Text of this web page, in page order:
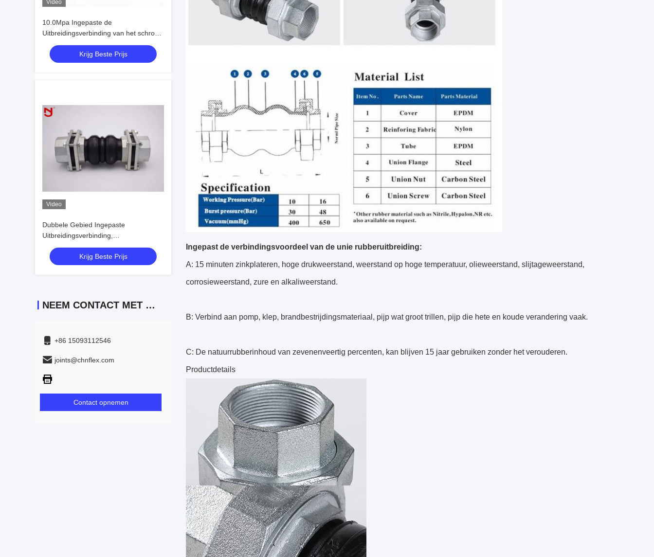
Video
10.0Mpa Ingepaste de
Uitbreidingsverbinding van het schroef
rubber gezamenlijke Dubbele Gebied
EPDM
Krijg Beste Prijs
Video
Dubbele Gebied Ingepaste
Uitbreidingsverbinding,
Uitbreidingsverbinding die Thermische
Stal koppelenKrijg Beste Prijs
NEEM CONTACT MET ONS OP
+86 15093112546
joints@chnflex.com
Contact opnemen
Ingepast de verbindingsvoordeel van de unie rubberuitbreiding:
A: 15 minuten zinkplateren, hoge drukweerstand, weerstand op hoge temperatuur, olieweerstand, slijtageweerstand,
corrosieweerstand, zure en alkaliweerstand.
B: Verbind aan pomp, klep, brandbestrijdingsmateriaal, pijp wat groot trillen, pijp die hete en koude verandering vaak.
C: De natuurrubberinhoud van zevenenveertig percenten, kan blijven 15 jaar gebruiken zonder het verouderen.
Productdetails